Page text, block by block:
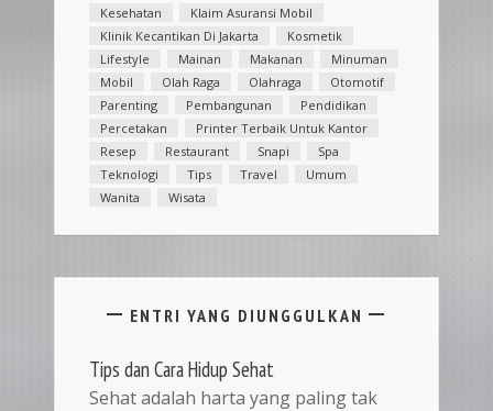
Kesehatan
Klaim Asuransi Mobil
Klinik Kecantikan Di Jakarta
Kosmetik
Lifestyle
Mainan Makanan
Minuman
Mobil
Olah Raga Olahraga
Otomotif
Parenting
Pembangunan
Pendidikan
Percetakan
Printer Terbaik Untuk Kantor
Resep
Restaurant Snapi
Spa
Teknologi
Tips Travel
Umum
Wanita
Wisata
ENTRI YANG DIUNGGULKAN
Tips dan Cara Hidup Sehat
Sehat adalah harta yang paling tak